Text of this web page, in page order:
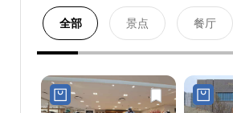
全部 景点 餐厅